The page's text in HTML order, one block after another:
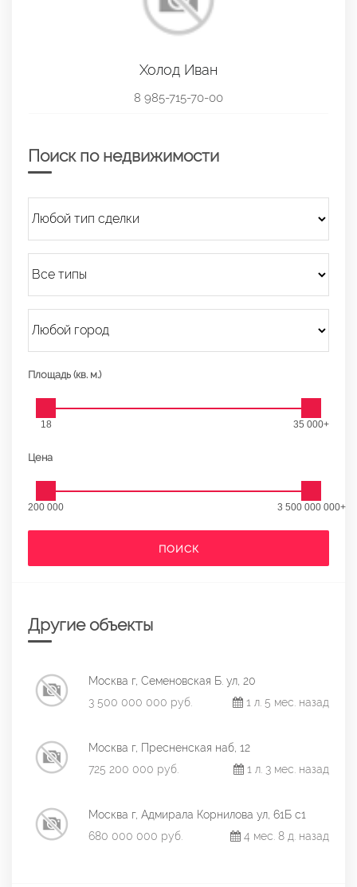
Холод Иван
8 985-715-70-00
Поиск по недвижимости
Площадь (кв. м.)
18 35 000+
Цена
200 000 3 500 000 000+
ПОИСК
Другие объекты
Москва г, Семеновская Б. ул, 20
3 500 000 000 руб.
1 л. 5 мес. назад
Москва г, Пресненская наб, 12
725 200 000 руб.
1 л. 3 мес. назад
Москва г, Адмирала Корнилова ул, 61Б с1
680 000 000 руб.
4 мес. 8 д. назад